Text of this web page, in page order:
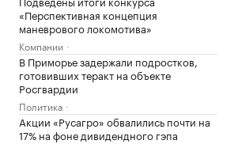
«Перспективная концепция
маневрового локомотива»
Компании
В Приморье задержали подростков,
готовивших теракт на объекте
Росгвардии
Политика
Акции «Русагро» обвалились почти на
17% на фоне дивидендного гэпа